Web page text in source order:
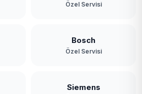
Özel Servisi
Bosch
Özel Servisi
Siemens